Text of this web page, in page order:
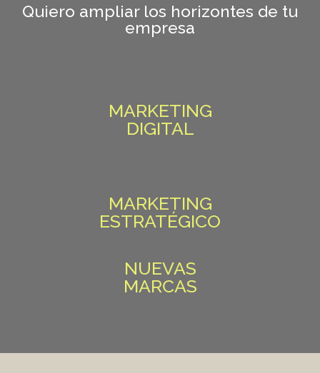
Quiero ampliar los horizontes de tu
empresa
MARKETING
DIGITAL
MARKETING
ESTRATÉGICO
NUEVAS
MARCAS